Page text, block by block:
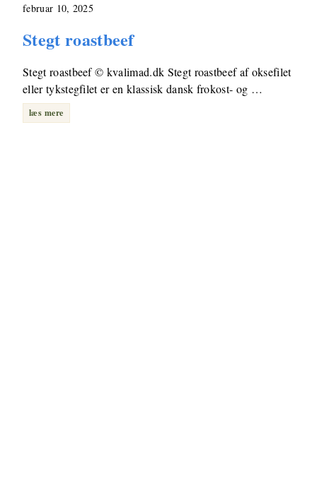
februar 10, 2025
Stegt roastbeef
Stegt roastbeef © kvalimad.dk Stegt roastbeef af oksefilet
eller tykstegfilet er en klassisk dansk frokost- og …
læs mere